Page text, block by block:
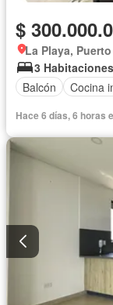
$
La Playa,
3 Habitaciones
Balcón
Cocina
Hace 6 días, 6 horas